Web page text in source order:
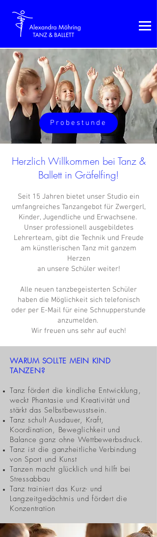
Probestunde
Herzlich Willkommen bei Tanz &
Ballett in Gräfelfing!
Seit 15 Jahren bietet unser Studio ein
umfangreiches Tanzangebot für Zwergerl,
Kinder, Jugendliche und Erwachsene.
Unser professionell ausgebildetes
Lehrerteam, gibt die Technik und Freude
am künstlerischen Tanz mit ganzem
Herzen
an unsere Schüler weiter!
Alle neuen tanzbegeisterten Schüler
haben die Möglichkeit sich telefonisch
oder per E-Mail für eine Schnupperstunde
anzumelden.
Wir freuen uns sehr auf euch!
WARUM SOLLTE MEIN KIND
TANZEN?
Tanz fördert die kindliche Entwicklung,
weckt Phantasie und Kreativität und
stärkt das Selbstbewusstsein.
Tanz schult Ausdauer, Kraft,
Koordination, Beweglichkeit und
Balance ganz ohne Wettbewerbsdruck.
Tanz ist die ganzheitliche Verbindung
von Sport und Kunst​​
Tanzen macht glücklich und hilft bei
Stressabbau
Tanz trainiert das Kurz- und
Langzeitgedächtnis und fördert die
Konzentration